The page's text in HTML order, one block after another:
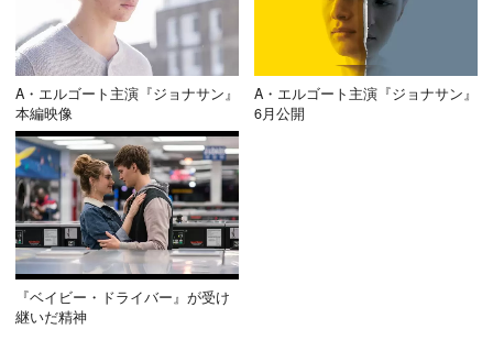
A・エルゴート主演『ジョナサン』
本編映像
A・エルゴート主演『ジョナサン』
6月公開
『ベイビー・ドライバー』が受け
継いだ精神